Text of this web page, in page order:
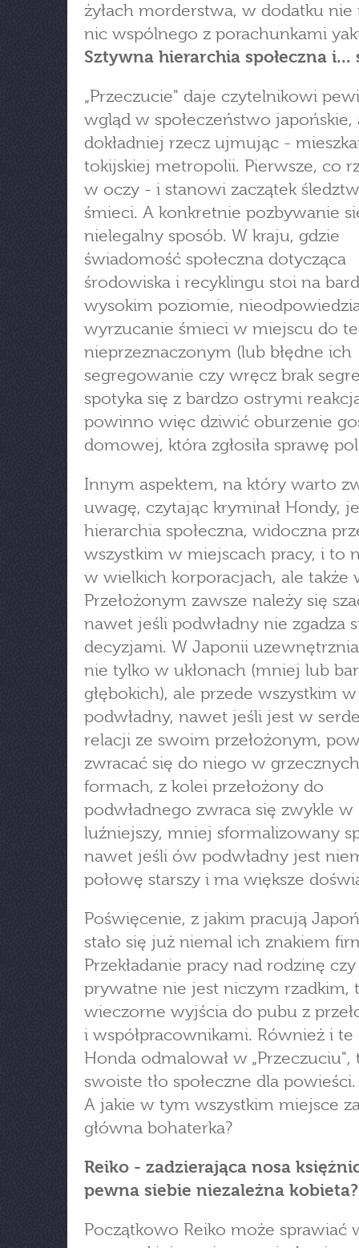
żyłach morderstwa, w dodatku nie
nic wspólnego z porachunkami
Sztywna hierarchia społeczna i...
„Przeczucie" daje czytelnikowi
wgląd w społeczeństwo japońskie,
dokładniej rzecz ujmując -
tokijskiej metropolii. Pierwsze, co
w oczy - i stanowi zaczątek
śmieci. A konkretnie pozbywanie
nielegalny sposób. W kraju, gdzie
świadomość społeczna dotycząca
środowiska i recyklingu stoi na
wysokim poziomie,
wyrzucanie śmieci w miejscu do
nieprzeznaczonym (lub błędne ich
segregowanie czy wręcz brak
spotyka się z bardzo ostrymi
powinno więc dziwić oburzenie
domowej, która zgłosiła sprawę
Innym aspektem, na który warto
uwagę, czytając kryminał Hondy,
hierarchia społeczna, widoczna
wszystkim w miejscach pracy, i to
w wielkich korporacjach, ale także
Przełożonym zawsze należy się
nawet jeśli podwładny nie zgadza
decyzjami. W Japonii
nie tylko w ukłonach (mniej lub
głębokich), ale przede wszystkim
podwładny, nawet jeśli jest w
relacji ze swoim przełożonym,
zwracać się do niego w grzecznych
formach, z kolei przełożony do
podwładnego zwraca się zwykle w
luźniejszy, mniej sformalizowany
nawet jeśli ów podwładny jest
połowę starszy i ma większe
Poświęcenie, z jakim pracują
stało się już niemal ich znakiem
Przekładanie pracy nad rodzinę
prywatne nie jest niczym rzadkim,
wieczorne wyjścia do pubu z
i współpracownikami. Również i te
Honda odmalował w
swoiste tło społeczne dla powieści.
A jakie w tym wszystkim miejsce
główna bohaterka?
Reiko - zadzierająca nosa
pewna siebie niezależna kobieta?
Początkowo Reiko może sprawiać